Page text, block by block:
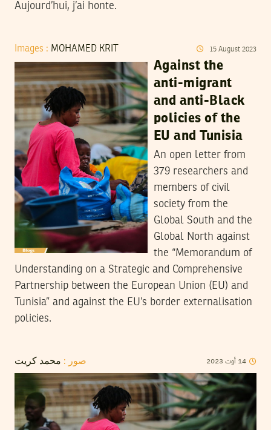
Aujourd’hui, j’ai honte.
Images : MOHAMED KRIT 15 August 2023
Against the
anti-migrant
and anti-Black
policies of the
EU and Tunisia
An open letter from
379 researchers and
members of civil
society from the
Global South and the
Global North against
the “Memorandum of
Understanding on a Strategic and Comprehensive
Partnership between the European Union (EU) and
Tunisia” and against the EU’s border externalisation
policies.
صور : محمد كريت 14 أوت 2023